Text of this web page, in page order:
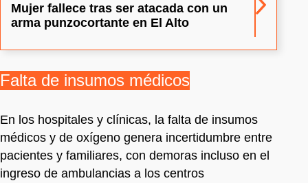
Mujer fallece tras ser atacada con un
arma punzocortante en El Alto
Falta de insumos médicos
En los hospitales y clínicas, la falta de insumos
médicos y de oxígeno genera incertidumbre entre
pacientes y familiares, con demoras incluso en el
ingreso de ambulancias a los centros